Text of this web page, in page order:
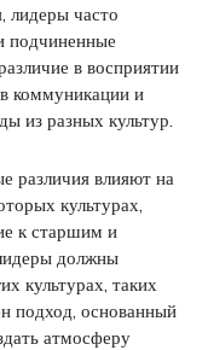
лидеры часто
подчиненные
в восприятии
коммуникации и
из разных культур.
различия влияют на
культурах,
к старшим и
должны
культурах, таких
подход, основанный
атмосферу